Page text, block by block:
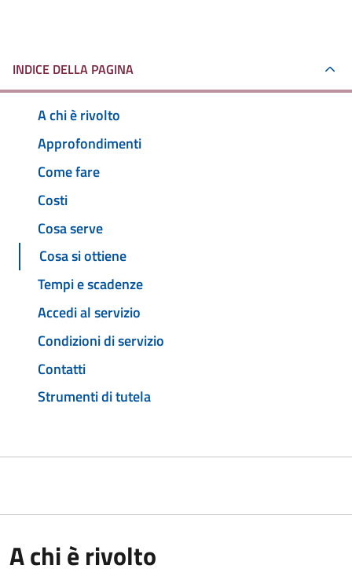
INDICE DELLA PAGINA
A chi è rivolto
Approfondimenti
Come fare
Costi
Cosa serve
Cosa si ottiene
Tempi e scadenze
Accedi al servizio
Condizioni di servizio
Contatti
Strumenti di tutela
A chi è rivolto